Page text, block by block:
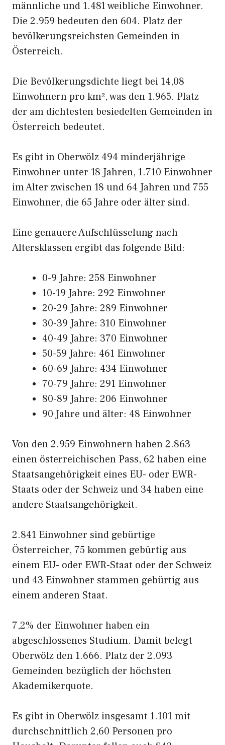
männliche und 1.481 weibliche Einwohner.
Die 2.959 bedeuten den 604. Platz der
bevölkerungsreichsten Gemeinden in
Österreich.
Die Bevölkerungsdichte liegt bei 14,08
Einwohnern pro km², was den 1.965. Platz
der am dichtesten besiedelten Gemeinden in
Österreich bedeutet.
Es gibt in Oberwölz 494 minderjährige
Einwohner unter 18 Jahren, 1.710 Einwohner
im Alter zwischen 18 und 64 Jahren und 755
Einwohner, die 65 Jahre oder älter sind.
Eine genauere Aufschlüsselung nach
Altersklassen ergibt das folgende Bild:
0-9 Jahre: 258 Einwohner
10-19 Jahre: 292 Einwohner
20-29 Jahre: 289 Einwohner
30-39 Jahre: 310 Einwohner
40-49 Jahre: 370 Einwohner
50-59 Jahre: 461 Einwohner
60-69 Jahre: 434 Einwohner
70-79 Jahre: 291 Einwohner
80-89 Jahre: 206 Einwohner
90 Jahre und älter: 48 Einwohner
Von den 2.959 Einwohnern haben 2.863
einen österreichischen Pass, 62 haben eine
Staatsangehörigkeit eines EU- oder EWR-
Staats oder der Schweiz und 34 haben eine
andere Staatsangehörigkeit.
2.841 Einwohner sind gebürtige
Österreicher, 75 kommen gebürtig aus
einem EU- oder EWR-Staat oder der Schweiz
und 43 Einwohner stammen gebürtig aus
einem anderen Staat.
7,2% der Einwohner haben ein
abgeschlossenes Studium. Damit belegt
Oberwölz den 1.666. Platz der 2.093
Gemeinden bezüglich der höchsten
Akademikerquote.
Es gibt in Oberwölz insgesamt 1.101 mit
durchschnittlich 2,60 Personen pro